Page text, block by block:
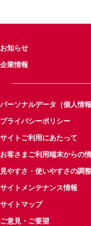
お知らせ
企業情報
パーソナルデータ（個人情
プライバシーポリシー
サイトご利用にあたって
お客さまご利用端末からの
見やすさ・使いやすさの調整
サイトメンテナンス情報
サイトマップ
ご意見・ご要望